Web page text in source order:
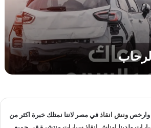
وارخص ونش انقاذفي مصر لاننا نمتلك خبرة اكثر من